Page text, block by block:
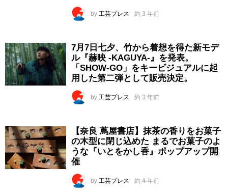
by 工芸プレス 約 3 年前
7月7日七夕、竹から着想を得た新モデ
ル『赫映 -KAGUYA-』を発表。
「SHOW-GO」をキービジュアルに起
用した第二弾として販売決定。
by 工芸プレス 約 3 年前
【奈良 蔦屋書店】抹茶の香りをお菓子
の木型に閉じ込めた まるでお菓子のよ
うな『いとをかし香』ポップアップ開
催
by 工芸プレス 約 4 年前